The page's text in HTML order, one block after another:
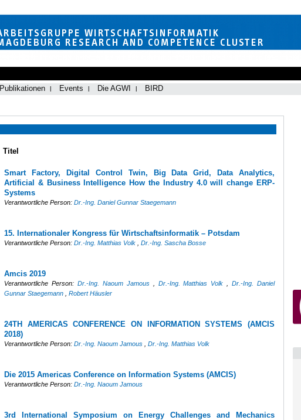
Publikationen Events Die AGWI BIRD
Titel
Smart Factory, Digital Control Twin, Big Data Grid, Data Analytics,
Artificial & Business Intelligence How the Industry 4.0 will change ERP-
Systems
Verantwortliche Person:Dr.-Ing. Daniel Gunnar Staegemann
15. Internationaler Kongress für Wirtschaftsinformatik – Potsdam
Verantwortliche Person:Dr.-Ing. Matthias Volk ,Dr.-Ing. Sascha Bosse
Amcis 2019
Verantwortliche Person: Dr.-Ing. Naoum Jamous Dr.-Ing. Matthias Volk ,Dr.-Ing. Daniel
Gunnar Staegemann
,Robert Häusler
24TH AMERICAS CONFERENCE ON INFORMATION SYSTEMS (AMCIS
2018)
Verantwortliche Person:Dr.-Ing. Naoum Jamous ,Dr.-Ing. Matthias Volk
Die 2015 Americas Conference on Information Systems (AMCIS)
Verantwortliche Person:Dr.-Ing. Naoum Jamous
3rd International Symposium on Energy Challenges and Mechanics